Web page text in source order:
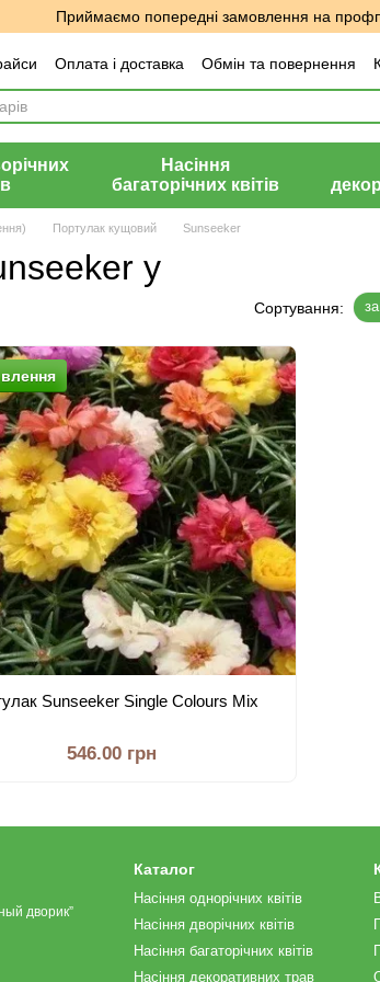
Приймаємо попередні замовлення на
Оплата і доставка Обмін та повернення
Відгуки про магазин
Насіння
багаторічних квітів
Портулак кущовий Sunseeker
у
Сортування:
Sunseeker Single Colours Mix
546.00 грн
дворик”
Каталог
Насіння однорічних квітів
Насіння дворічних квітів
Насіння багаторічних квітів
Насіння декоративних трав